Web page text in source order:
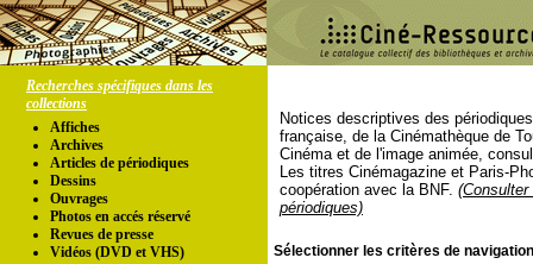
Recherches spécifiques dans les
collections
Affiches
Archives
Articles de périodiques
Dessins
Ouvrages
Photos en accés réservé
Revues de presse
Vidéos (DVD et VHS)
Notices descriptives des
française, de la Cinémathèque de
Cinéma et de l'image animée,
Les titres Cinémagazine et Paris-
coopération avec la BNF.
périodiques)
Sélectionner les critères de